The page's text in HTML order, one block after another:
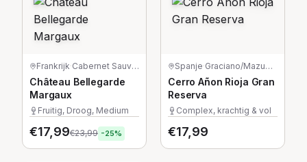
Frankrijk· Cabernet Sauvignon/Merlot/Petit Verdot
Château Bellegarde
Margaux
Fruitig, Droog, Medium
€17,99€23,99 -25%
Spanje· Graciano/Mazuelo/Tempranillo
Cerro Añon Rioja Gran
Reserva
Complex, krachtig & vol
€17,99